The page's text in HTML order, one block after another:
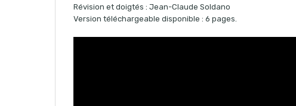
Révision et doigtés : Jean-Claude Soldano
Version téléchargeable disponible : 6 pages.